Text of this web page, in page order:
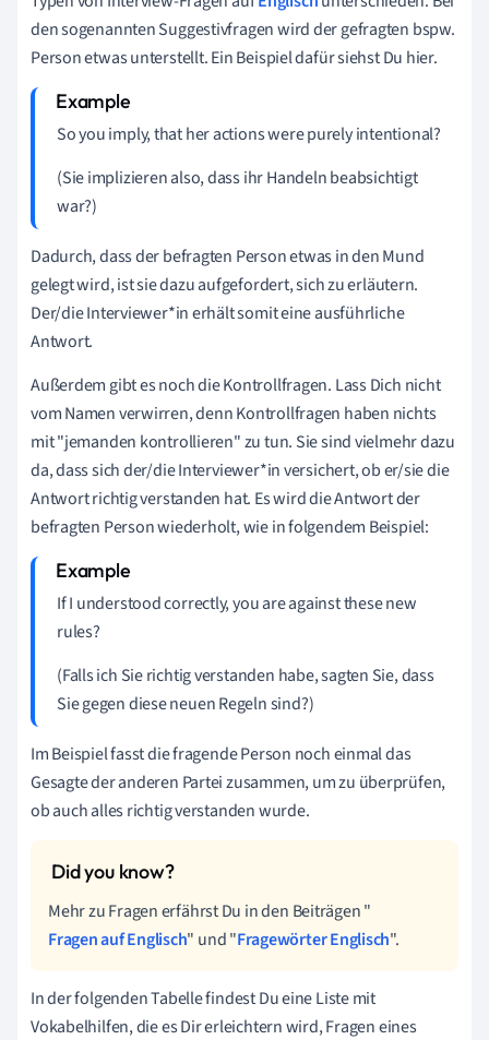
den sogenannten Suggestivfragen wird der gefragten bspw.
Person etwas unterstellt. Ein Beispiel dafür siehst Du hier.
So you imply, that her actions were purely intentional?
(Sie implizieren also, dass ihr Handeln beabsichtigt
war?)
Dadurch, dass der befragten Person etwas in den Mund
gelegt wird, ist sie dazu aufgefordert, sich zu erläutern.
Der/die Interviewer*in erhält somit eine ausführliche
Antwort.
Außerdem gibt es noch die Kontrollfragen. Lass Dich nicht
vom Namen verwirren, denn Kontrollfragen haben nichts
mit "jemanden kontrollieren" zu tun. Sie sind vielmehr dazu
da, dass sich der/die Interviewer*in versichert, ob er/sie die
Antwort richtig verstanden hat. Es wird die Antwort der
befragten Person wiederholt, wie in folgendem Beispiel:
If I understood correctly, you are against these new
rules?
(Falls ich Sie richtig verstanden habe, sagten Sie, dass
Sie gegen diese neuen Regeln sind?)
Im Beispiel fasst die fragende Person noch einmal das
Gesagte der anderen Partei zusammen, um zu überprüfen,
ob auch alles richtig verstanden wurde.
Mehr zu Fragen erfährst Du in den Beiträgen "
Fragen auf Englisch" und "Fragewörter Englisch".
In der folgenden Tabelle findest Du eine Liste mit
Vokabelhilfen, die es Dir erleichtern wird, Fragen eines